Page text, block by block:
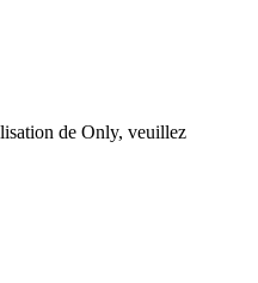
de Only, veuillez